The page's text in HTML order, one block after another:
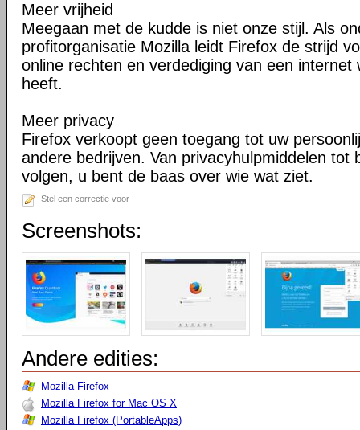
Meer vrijheid
Meegaan met de kudde is niet onze stijl. Als
profitorganisatie Mozilla leidt Firefox de strijd
online rechten en verdediging van een internet
heeft.
Meer privacy
Firefox verkoopt geen toegang tot uw
andere bedrijven. Van privacyhulpmiddelen tot
volgen, u bent de baas over wie wat ziet.
Stel een correctie voor
Screenshots:
Andere edities:
Mozilla Firefox
Mozilla Firefox for Mac OS X
Mozilla Firefox (PortableApps)